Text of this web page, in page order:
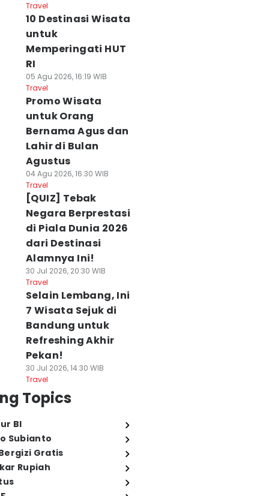
Travel
10 Destinasi Wisata
untuk
Memperingati HUT
RI
05 Agu 2026, 16:19 WIB
Travel
Promo Wisata
untuk Orang
Bernama Agus dan
Lahir di Bulan
Agustus
04 Agu 2026, 16:30 WIB
Travel
[QUIZ] Tebak
Negara Berprestasi
di Piala Dunia 2026
dari Destinasi
Alamnya Ini!
30 Jul 2026, 20:30 WIB
Travel
Selain Lembang, Ini
7 Wisata Sejuk di
Bandung untuk
Refreshing Akhir
Pekan!
30 Jul 2026, 14:30 WIB
Travel
Topics
BI
Subianto
Gratis
Rupiah